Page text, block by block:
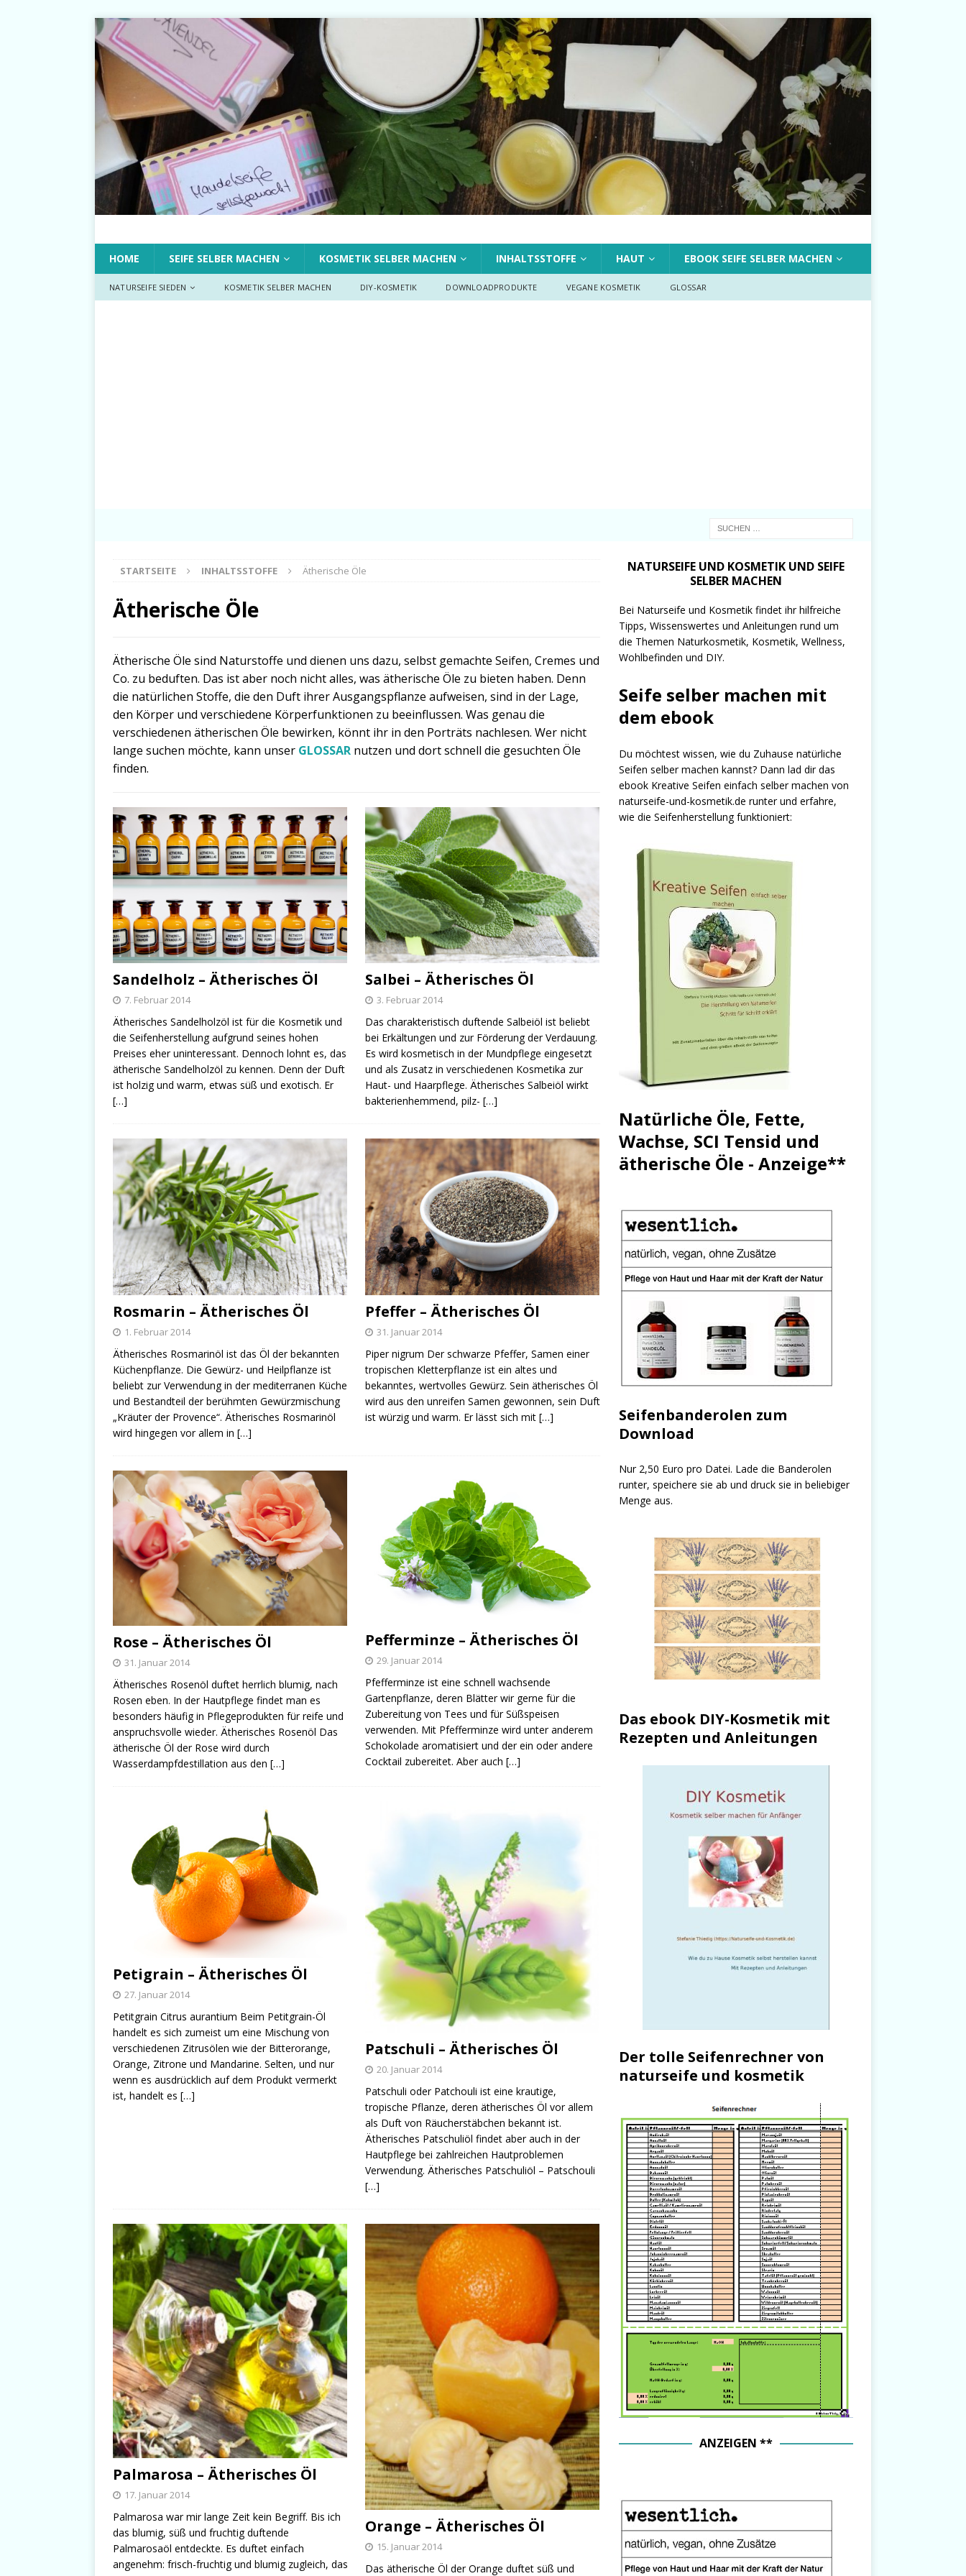
HOME SEIFE SELBER MACHEN KOSMETIK SELBER MACHEN INHALTSSTOFFE HAUT EBOOK SEIFE SELBER MACHEN
NATURSEIFE SIEDEN KOSMETIK SELBER MACHEN DIY-KOSMETIK DOWNLOADPRODUKTE VEGANE KOSMETIK GLOSSAR
STARTSEITE INHALTSSTOFFE Ätherische Öle
Ätherische Öle
Ätherische Öle sind Naturstoffe und dienen uns dazu, selbst gemachte Seifen, Cremes und
Co. zu beduften. Das ist aber noch nicht alles, was ätherische Öle zu bieten haben. Denn
die natürlichen Stoffe, die den Duft ihrer Ausgangspflanze aufweisen, sind in der Lage,
den Körper und verschiedene Körperfunktionen zu beeinflussen. Was genau die
verschiedenen ätherischen Öle bewirken, könnt ihr in den Porträts nachlesen. Wer nicht
lange suchen möchte, kann unser GLOSSAR nutzen und dort schnell die gesuchten Öle
finden.
Sandelholz – Ätherisches Öl
7. Februar 2014
Ätherisches Sandelholzöl ist für die Kosmetik und
die Seifenherstellung aufgrund seines hohen
Preises eher uninteressant. Dennoch lohnt es, das
ätherische Sandelholzöl zu kennen. Denn der Duft
ist holzig und warm, etwas süß und exotisch. Er
[…]
Salbei – Ätherisches Öl
3. Februar 2014
Das charakteristisch duftende Salbeiöl ist beliebt
bei Erkältungen und zur Förderung der Verdauung.
Es wird kosmetisch in der Mundpflege eingesetzt
und als Zusatz in verschiedenen Kosmetika zur
Haut- und Haarpflege. Ätherisches Salbeiöl wirkt
bakterienhemmend, pilz- […]
Rosmarin – Ätherisches Öl
1. Februar 2014
Ätherisches Rosmarinöl ist das Öl der bekannten
Küchenpflanze. Die Gewürz- und Heilpflanze ist
beliebt zur Verwendung in der mediterranen Küche
und Bestandteil der berühmten Gewürzmischung
„Kräuter der Provence“. Ätherisches Rosmarinöl
wird hingegen vor allem in […]
Pfeffer – Ätherisches Öl
31. Januar 2014
Piper nigrum Der schwarze Pfeffer, Samen einer
tropischen Kletterpflanze ist ein altes und
bekanntes, wertvolles Gewürz. Sein ätherisches Öl
wird aus den unreifen Samen gewonnen, sein Duft
ist würzig und warm. Er lässt sich mit […]
Rose – Ätherisches Öl
31. Januar 2014
Ätherisches Rosenöl duftet herrlich blumig, nach
Rosen eben. In der Hautpflege findet man es
besonders häufig in Pflegeprodukten für reife und
anspruchsvolle wieder. Ätherisches Rosenöl Das
ätherische Öl der Rose wird durch
Wasserdampfdestillation aus den […]
Pefferminze – Ätherisches Öl
29. Januar 2014
Pfefferminze ist eine schnell wachsende
Gartenpflanze, deren Blätter wir gerne für die
Zubereitung von Tees und für Süßspeisen
verwenden. Mit Pfefferminze wird unter anderem
Schokolade aromatisiert und der ein oder andere
Cocktail zubereitet. Aber auch […]
Petigrain – Ätherisches Öl
27. Januar 2014
Petitgrain Citrus aurantium Beim Petitgrain-Öl
handelt es sich zumeist um eine Mischung von
verschiedenen Zitrusölen wie der Bitterorange,
Orange, Zitrone und Mandarine. Selten, und nur
wenn es ausdrücklich auf dem Produkt vermerkt
ist, handelt es […]
Patschuli – Ätherisches Öl
20. Januar 2014
Patschuli oder Patchouli ist eine krautige,
tropische Pflanze, deren ätherisches Öl vor allem
als Duft von Räucherstäbchen bekannt ist.
Ätherisches Patschuliöl findet aber auch in der
Hautpflege bei zahlreichen Hautproblemen
Verwendung. Ätherisches Patschuliöl – Patschouli
[…]
Palmarosa – Ätherisches Öl
17. Januar 2014
Palmarosa war mir lange Zeit kein Begriff. Bis ich
das blumig, süß und fruchtig duftende
Palmarosaöl entdeckte. Es duftet einfach
angenehm: frisch-fruchtig und blumig zugleich, das
Orange – Ätherisches Öl
15. Januar 2014
Das ätherische Öl der Orange duftet süß und
NATURSEIFE UND KOSMETIK UND SEIFE
SELBER MACHEN
Bei Naturseife und Kosmetik findet ihr hilfreiche
Tipps, Wissenswertes und Anleitungen rund um
die Themen Naturkosmetik, Kosmetik, Wellness,
Wohlbefinden und DIY.
Seife selber machen mit
dem ebook
Du möchtest wissen, wie du Zuhause natürliche
Seifen selber machen kannst? Dann lad dir das
ebook Kreative Seifen einfach selber machen von
naturseife-und-kosmetik.de runter und erfahre,
wie die Seifenherstellung funktioniert:
Natürliche Öle, Fette,
Wachse, SCI Tensid und
ätherische Öle - Anzeige**
Seifenbanderolen zum
Download
Nur 2,50 Euro pro Datei. Lade die Banderolen
runter, speichere sie ab und druck sie in beliebiger
Menge aus.
Das ebook DIY-Kosmetik mit
Rezepten und Anleitungen
Der tolle Seifenrechner von
naturseife und kosmetik
ANZEIGEN **